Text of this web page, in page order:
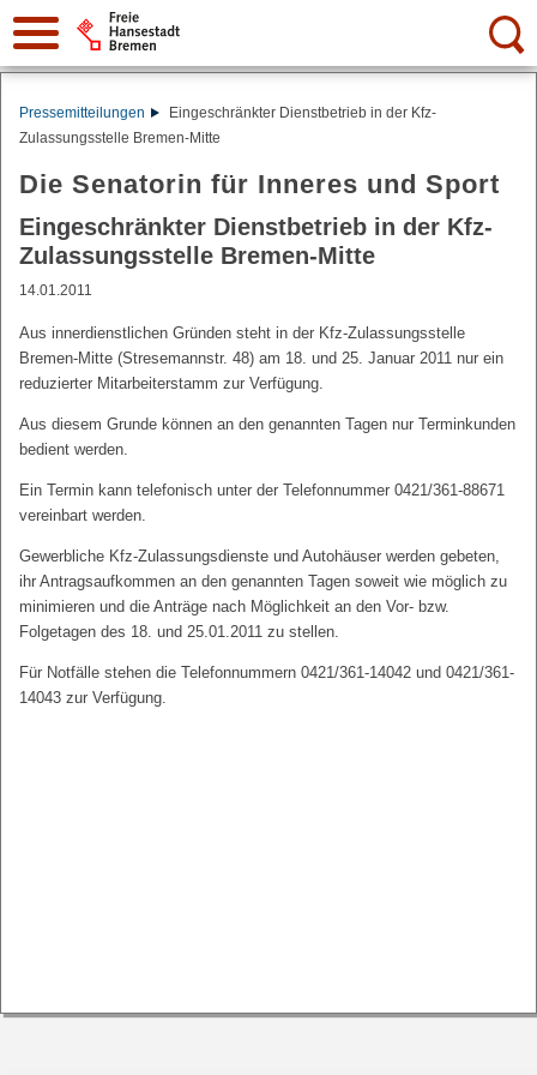
Suche:
Pressemitteilungen
Eingeschränkter Dienstbetrieb in der Kfz-
Zulassungsstelle Bremen-Mitte
Die Senatorin für Inneres und Sport
Eingeschränkter Dienstbetrieb in der Kfz-
Zulassungsstelle Bremen-Mitte
14.01.2011
Aus innerdienstlichen Gründen steht in der Kfz-Zulassungsstelle
Bremen-Mitte (Stresemannstr. 48) am 18. und 25. Januar 2011 nur ein
reduzierter Mitarbeiterstamm zur Verfügung.
Aus diesem Grunde können an den genannten Tagen nur Terminkunden
bedient werden.
Ein Termin kann telefonisch unter der Telefonnummer 0421/361-88671
vereinbart werden.
Gewerbliche Kfz-Zulassungsdienste und Autohäuser werden gebeten,
ihr Antragsaufkommen an den genannten Tagen soweit wie möglich zu
minimieren und die Anträge nach Möglichkeit an den Vor- bzw.
Folgetagen des 18. und 25.01.2011 zu stellen.
Für Notfälle stehen die Telefonnummern 0421/361-14042 und 0421/361-
14043 zur Verfügung.